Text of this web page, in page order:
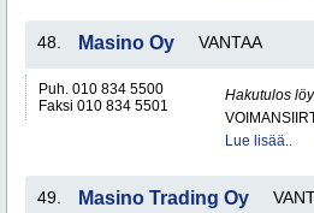
48. Masino Oy VANTAA
Puh. 010 834 5500
Faksi 010 834 5501
Hakutulos
Lue lisää..
49. Masino Trading Oy